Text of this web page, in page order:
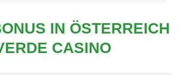
IN ÖSTERREICH
CASINO